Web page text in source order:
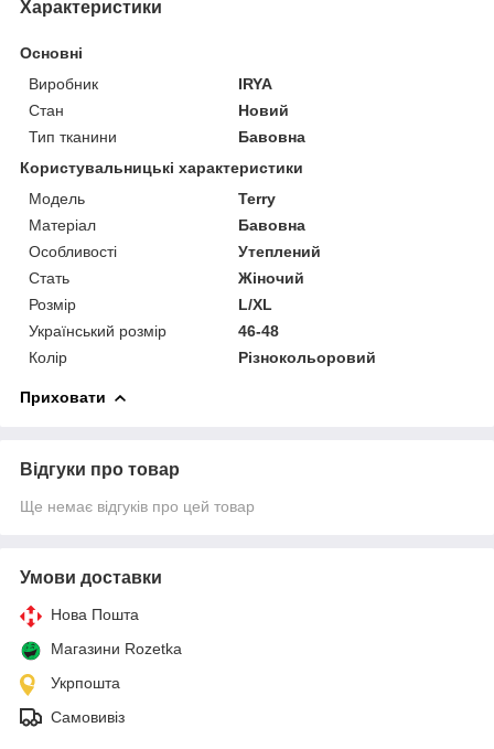
Характеристики
Основні
Виробник
IRYA
Стан
Новий
Тип тканини
Бавовна
Користувальницькі характеристики
Мoдель
Terry
Матеріал
Бавовна
Особливості
Утеплений
Стать
Жіночий
Розмір
L/XL
Український розмір
46-48
Колір
Різнокольоровий
Приховати
Відгуки про товар
Ще немає відгуків про цей товар
Умови доставки
Нова Пошта
Магазини Rozetka
Укрпошта
Самовивіз